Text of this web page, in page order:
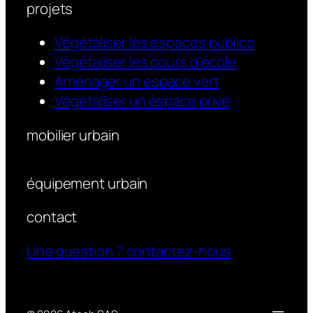
projets
Végétaliser les espaces publics
Végétaliser les cours d’école
Aménager un espace vert
Végétaliser un espace privé
mobilier urbain
équipement urbain
contact
Une question ? contactez-nous